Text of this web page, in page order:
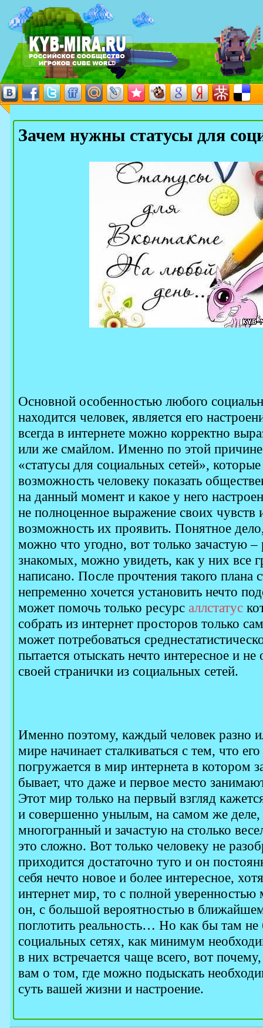
Зачем нужны статусы для
Основной особенностью любого
находится человек, является его
всегда в интернете можно корректно
или же смайлом. Именно по этой
«статусы для социальных сетей»,
возможность человеку показать
на данный момент и какое у него
не полноценное выражение своих чувств
возможность их проявить. Понятное
можно что угодно, вот только зачастую –
знакомых, можно увидеть, как у них все
написано. После прочтения такого плана
непременно хочется установить нечто
может помочь только ресурс аллстатус
собрать из интернет просторов только
может потребоваться
пытается отыскать нечто интересное и
своей странички из социальных сетей.
Именно поэтому, каждый человек разно
мире начинает сталкиваться с тем, что
погружается в мир интернета в котором
бывает, что даже и первое место
Этот мир только на первый взгляд
и совершенно унылым, на самом же
многогранный и зачастую на столько
это сложно. Вот только человеку не
приходится достаточно туго и он
себя нечто новое и более интересное,
интернет мир, то с полной уверенностью
он, с большой вероятностью в
поглотить реальность… Но как бы там
социальных сетях, как минимум
в них встречается чаще всего, вот
вам о том, где можно подыскать
суть вашей жизни и настроение.